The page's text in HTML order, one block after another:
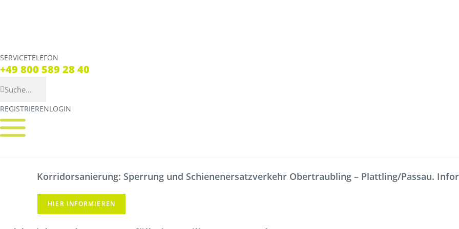
SERVICETELEFON
+49 800 589 28 40
REGISTRIERENLOGIN
SERVICE TELEFON
+49 800 589 28 40
REGISTRIEREN
Fahrpläne
Abweichungen
Verkaufsstellen & Automaten
Ausflüge
Korridorsanierung: Sperrung und Schienenersatzverkehr Obertraubling – Plattling/Passau.
HIER INFORMIEREN